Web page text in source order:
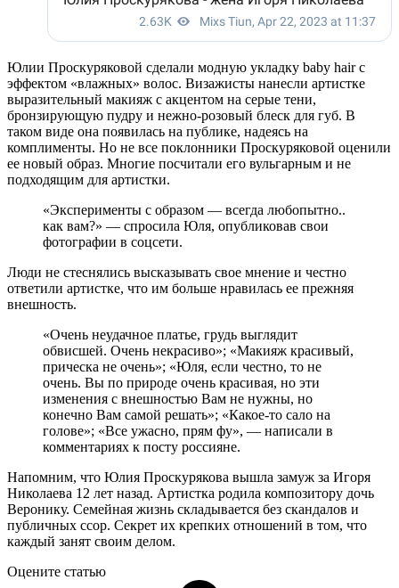
Юлии Проскуряковой сделали модную укладку baby hair с
эффектом «влажных» волос. Визажисты нанесли артистке
выразительный макияж с акцентом на серые тени,
бронзирующую пудру и нежно-розовый блеск для губ. В
таком виде она появилась на публике, надеясь на
комплименты. Но не все поклонники Проскуряковой оценили
ее новый образ. Многие посчитали его вульгарным и не
подходящим для артистки.
«Эксперименты с образом — всегда любопытно..
как вам?» — спросила Юля, опубликовав свои
фотографии в соцсети.
Люди не стеснялись высказывать свое мнение и честно
ответили артистке, что им больше нравилась ее прежняя
внешность.
«Очень неудачное платье, грудь выглядит
обвисшей. Очень некрасиво»; «Макияж красивый,
прическа не очень»; «Юля, если честно, то не
очень. Вы по природе очень красивая, но эти
изменения с внешностью Вам не нужны, но
конечно Вам самой решать»; «Какое-то сало на
голове»; «Все ужасно, прям фу», — написали в
комментариях к посту россияне.
Напомним, что Юлия Проскурякова вышла замуж за Игоря
Николаева 12 лет назад. Артистка родила композитору дочь
Веронику. Семейная жизнь складывается без скандалов и
публичных ссор. Секрет их крепких отношений в том, что
каждый занят своим делом.
Оцените статью